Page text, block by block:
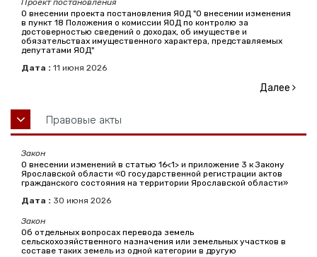
Проект постановления
О внесении проекта постановления ЯОД "О внесении изменения
в пункт 18 Положения о комиссии ЯОД по контролю за
достоверностью сведений о доходах, об имуществе и
обязательствах имущественного характера, представляемых
депутатами ЯОД"
Дата : 11 июня 2026
Далее
Правовые акты
Закон
О внесении изменений в статью 16<1> и приложение 3 к Закону
Ярославской области «О государственной регистрации актов
гражданского состояния на территории Ярославской области»
Дата : 30 июня 2026
Закон
Об отдельных вопросах перевода земель
сельскохозяйственного назначения или земельных участков в
составе таких земель из одной категории в другую